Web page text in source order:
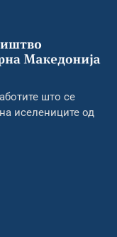
што се
иселениците од